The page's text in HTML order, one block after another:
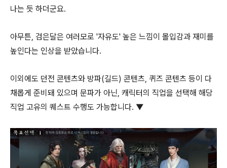
나는 듯 하더군요.
아무튼, 검은달은 여러모로 '자유도' 높은 느낌이 몰입감과 재미를
높인다는 인상을 받았습니다.
이외에도 던전 콘텐츠와 방파(길드) 콘텐츠, 퀴즈 콘텐츠 등이 다
채롭게 준비돼 있으며 문파가 아닌, 캐릭터의 직업을 선택해 해당
직업 고유의 퀘스트 수행도 가능합니다. ▼